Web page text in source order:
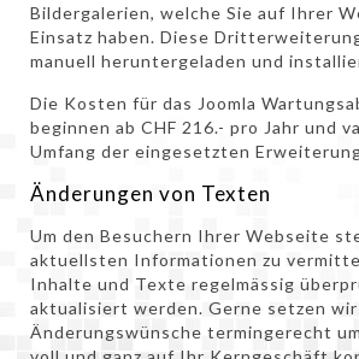
Bildergalerien, welche Sie auf Ihrer
Einsatz haben. Diese
manuell heruntergeladen und
Die Kosten für das Joomla
beginnen ab CHF 216.- pro Jahr und
Umfang der eingesetzten
Änderungen von Texten
Um den Besuchern Ihrer Webseite
aktuellsten Informationen zu
Inhalte und Texte regelmässig
aktualisiert werden. Gerne setzen
Änderungswünsche termingerecht